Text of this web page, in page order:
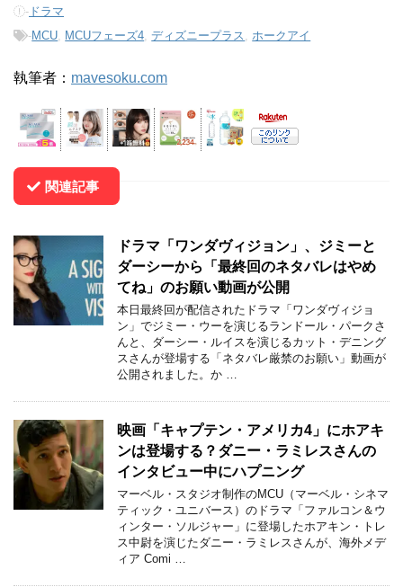
- ドラマ
-MCU MCUフェーズ4 ,ディズニープラス ホークアイ
執筆者： mavesoku.com
関連記事
ドラマ「ワンダヴィジョン」、ジミーと
ダーシーから「最終回のネタバレはやめ
てね」のお願い動画が公開
本日最終回が配信されたドラマ「ワンダヴィジョ
ン」でジミー・ウーを演じるランドール・パークさ
んと、ダーシー・ルイスを演じるカット・デニング
スさんが登場する「ネタバレ厳禁のお願い」動画が
公開されました。か …
映画「キャプテン・アメリカ4」にホアキ
ンは登場する？ダニー・ラミレスさんの
インタビュー中にハプニング
マーベル・スタジオ制作のMCU（マーベル・シネマ
ティック・ユニバース）のドラマ「ファルコン＆ウ
ィンター・ソルジャー」に登場したホアキン・トレ
ス中尉を演じたダニー・ラミレスさんが、海外メデ
ィア Comi …